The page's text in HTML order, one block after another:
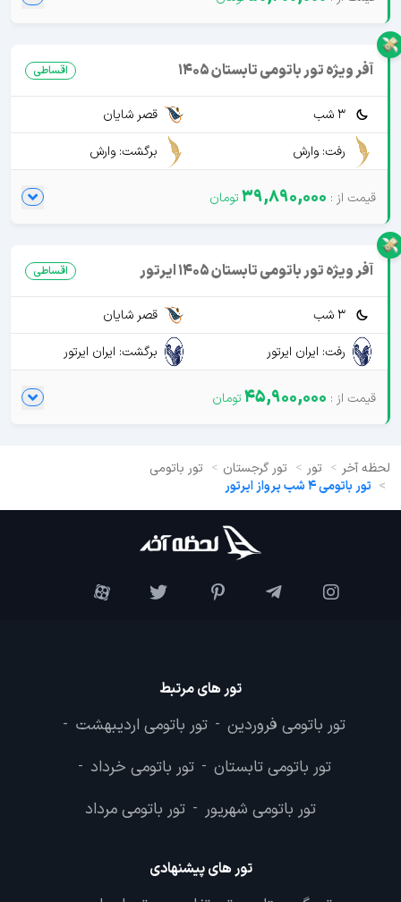
آفر ویژه تور باتومی تابستان 1405 اقساطی
3 شب
قصر شایان
رفت: وارش
برگشت: وارش
39,890,000
آفر ویژه تور باتومی تابستان 1405 ایرتور اقساطی
3 شب
قصر شایان
رفت: ایران ایرتور
برگشت: ایران ایرتور
45,900,000
لحظه آخر تور تور گرجستان
تور باتومی
تور باتومی 4 شب پرواز ایرتور
تور های مرتبط
تور باتومی فروردین - تور باتومی اردیبهشت -
تور باتومی تابستان - تور باتومی خرداد -
تور باتومی شهریور - تور باتومی مرداد
تور های پیشنهادی